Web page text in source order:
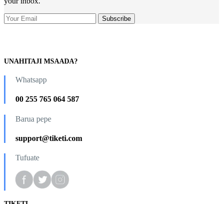
UNAHITAJI MSAADA?
Whatsapp
00 255 765 064 587
Barua pepe
support@tiketi.com
Tufuate